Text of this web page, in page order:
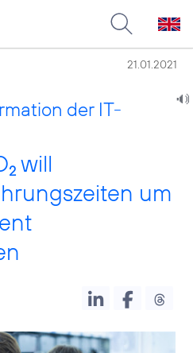
21.01.2021
der IT-
2 will
um